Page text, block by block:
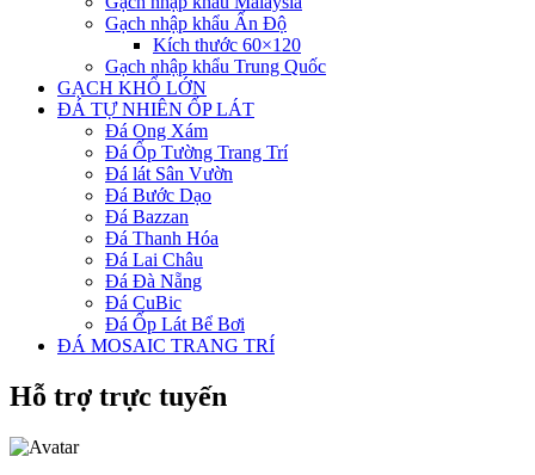
Gạch nhập khẩu Ấn Độ
Kích thước 60×120
Gạch nhập khẩu Trung Quốc
GẠCH KHỔ LỚN
ĐÁ TỰ NHIÊN ỐP LÁT
Đá Ong Xám
Đá Ốp Tường Trang Trí
Đá lát Sân Vườn
Đá Bước Dạo
Đá Bazzan
Đá Thanh Hóa
Đá Lai Châu
Đá Đà Nẵng
Đá CuBic
Đá Ốp Lát Bể Bơi
ĐÁ MOSAIC TRANG TRÍ
Hỗ trợ trực tuyến